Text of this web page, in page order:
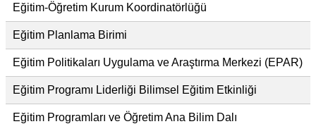
Eğitim-Öğretim Kurum Koordinatörlüğü
Eğitim Planlama Birimi
Eğitim Politikaları Uygulama ve Araştırma Merkezi (EPAR)
Eğitim Programı Liderliği Bilimsel Eğitim Etkinliği
Eğitim Programları ve Öğretim Ana Bilim Dalı